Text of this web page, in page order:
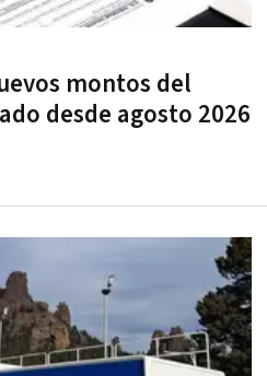
montos del
desde agosto 2026